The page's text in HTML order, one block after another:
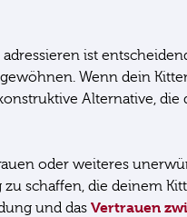
ist
Wenn dein
Alternative,
oder weiteres
schaffen, die deinem
und das Vertrauen